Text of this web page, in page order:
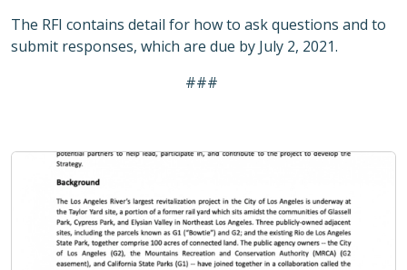
The RFI contains detail for how to ask questions and to
submit responses, which are due by July 2, 2021.
###